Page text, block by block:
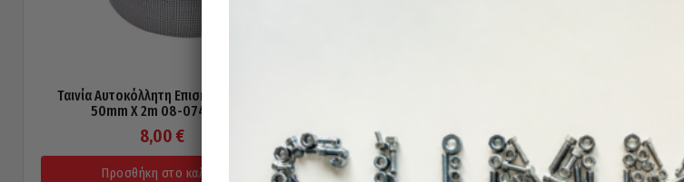
Ταινία Αυτοκόλλητη Επισκευής Σίτας
50mm X 2m 08-074-018
8,00 €
Προσθήκη στο καλάθι
4,00
Προσθήκη στο καλάθι